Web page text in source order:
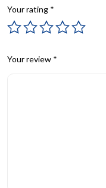
Your rating *
Your review *